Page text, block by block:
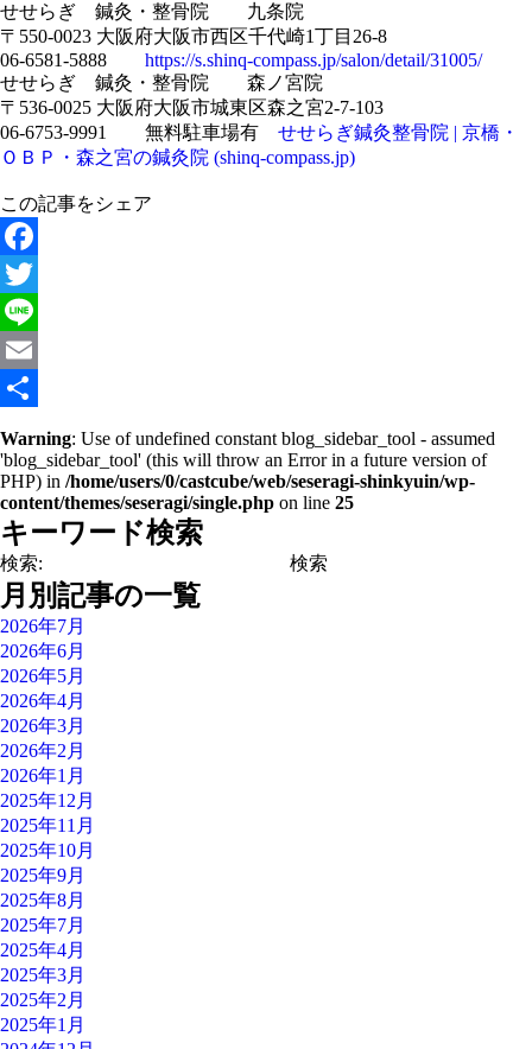
せせらぎ 鍼灸・整骨院 九条院
〒550-0023 大阪府大阪市西区千代崎1丁目26-8
06-6581-5888 https://s.shinq-compass.jp/salon/detail/31005/
せせらぎ 鍼灸・整骨院 森ノ宮院
〒536-0025 大阪府大阪市城東区森之宮2-7-103
06-6753-9991 無料駐車場有 せせらぎ鍼灸整骨院 | 京橋・
ＯＢＰ・森之宮の鍼灸院 (shinq-compass.jp)
この記事をシェア
Facebook
Twitter
Line
Email
有
Warning: Use of undefined constant blog_sidebar_tool - assumed
'blog_sidebar_tool' (this will throw an Error in a future version of
PHP) in /home/users/0/castcube/web/seseragi-shinkyuin/wp-
content/themes/seseragi/single.php on line 25
キーワード検索
検索:
月別記事の一覧
2026年7月
2026年6月
2026年5月
2026年4月
2026年3月
2026年2月
2026年1月
2025年12月
2025年11月
2025年10月
2025年9月
2025年8月
2025年7月
2025年4月
2025年3月
2025年2月
2025年1月